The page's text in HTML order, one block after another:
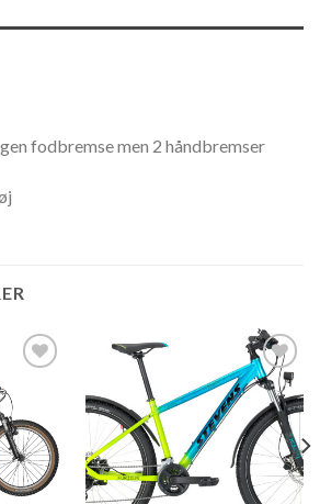
fodbremse men 2 håndbremser
Add to
wishlist
Add to
wishlist